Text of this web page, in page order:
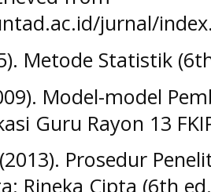
jurnal/
Metode Statistik
Model-model
Guru Rayon 13
Prosedur
Rineka Cipta (6th